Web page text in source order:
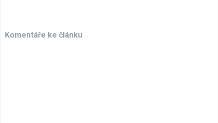
Komentáře ke článku